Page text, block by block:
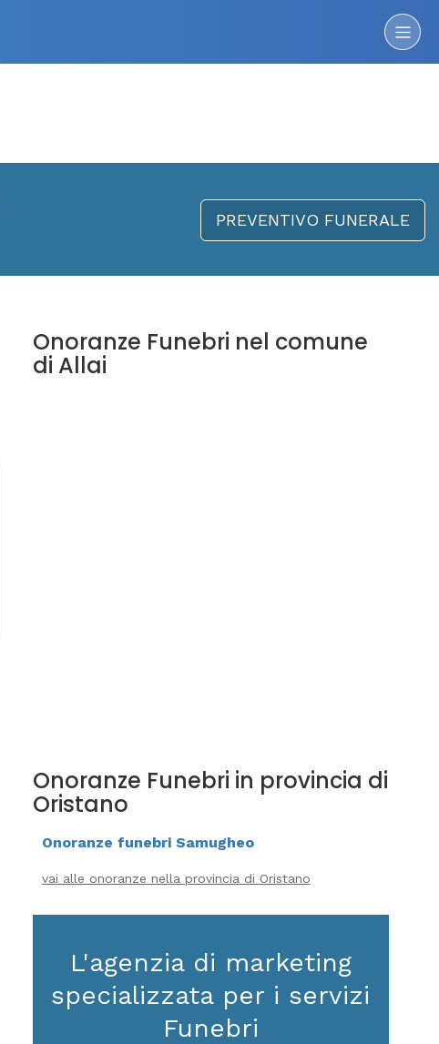
PREVENTIVO FUNERALE
Onoranze Funebri nel comune
di Allai
Onoranze Funebri in provincia di
Oristano
Onoranze funebri Samugheo
vai alle onoranze nella provincia di Oristano
L'agenzia di marketing
specializzata per i servizi
Funebri